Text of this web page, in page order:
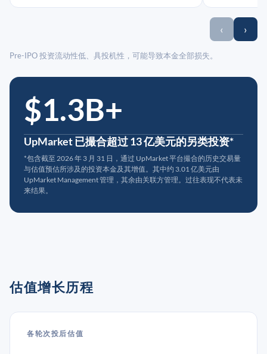
‹ ›
Pre-IPO 投资流动性低、具投机性，可能导致本金全部损失。
$1.3B+
UpMarket 已撮合超过 13 亿美元的另类投资*
*包含截至 2026 年 3 月 31 日，通过 UpMarket 平台撮合的历史交易量
与估值预估所涉及的投资本金及其增值。其中约 3.01 亿美元由
UpMarket Management 管理，其余由关联方管理。过往表现不代表未
来结果。
估值增长历程
各轮次投后估值